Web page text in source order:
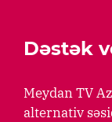
Dəstək
Meydan TV
alternativ